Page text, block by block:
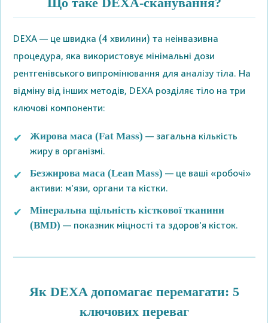
DEXA — це швидка (4 хвилини) та неінвазивна
процедура, яка використовує мінімальні дози
рентгенівського випромінювання для аналізу тіла. На
відміну від інших методів, DEXA розділяє тіло на три
ключові компоненти:
Жирова маса (Fat Mass) — загальна кількість
жиру в організмі.
Безжирова маса (Lean Mass) — це ваші «робочі»
активи: м'язи, органи та кістки.
Мінеральна щільність кісткової тканини
(BMD) — показник міцності та здоров'я кісток.
Як DEXA допомагає перемагати: 5
ключових переваг